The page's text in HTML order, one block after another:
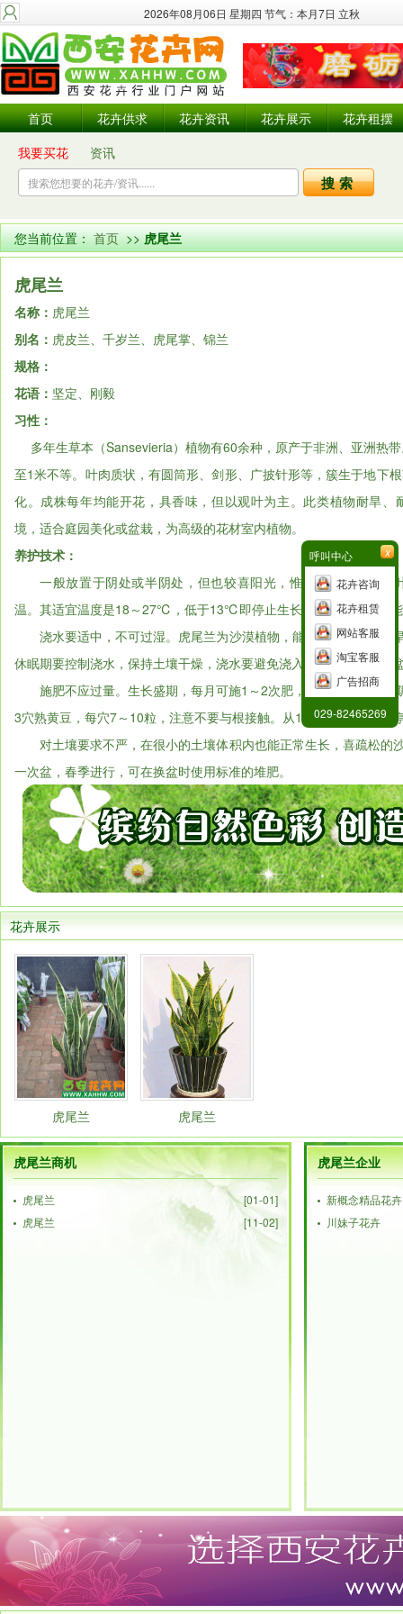
2026年08月06日 星期四 节气：本月7日 立秋
首页 花卉供求 花卉资讯 花卉展示
花卉租摆
我要买花
资讯
您当前位置：首页>>虎尾兰
虎尾兰
名称： 虎尾兰
别名： 虎皮兰、千岁兰、虎尾掌、锦兰
规格：
花语： 坚定、刚毅
习性：
多年生草本（Sansevieria）植物有60余种，原产于非洲、亚洲热
至1米不等。叶肉质状，有圆筒形、剑形、广披针形等，簇生于地下
化。成株每年均能开花，具香味，但以观叶为主。此类植物耐旱、
境，适合庭园美化或盆栽，为高级的花材室内植物。
养护技术：
一般放置于阴处或半阴处，但也较喜阳光，惟有光线太强时，
温。其适宜温度是18～27℃，低于13℃即停止生长。冬季温度也不
浇水要适中，不可过湿。虎尾兰为沙漠植物，能耐恶劣环境和久
休眠期要控制浇水，保持土壤干燥，浇水要避免浇入叶簇内。用塑
施肥不应过量。生长盛期，每月可施1～2次肥，施肥量要少。长
3穴熟黄豆，每穴7～10粒，注意不要与根接触。从11月至第二年3月
对土壤要求不严，在很小的土壤体积内也能正常生长，喜疏松的
一次盆，春季进行，可在换盆时使用标准的堆肥。
花卉展示
虎尾兰 虎尾兰
虎尾兰商机
虎尾兰
[01-01]
虎尾兰
[11-02]
虎尾兰企业
新概念精品花卉
川妹子花卉
呼叫中心 x
花卉咨询
花卉租赁
网站客服
淘宝客服
广告招商
029-82465269